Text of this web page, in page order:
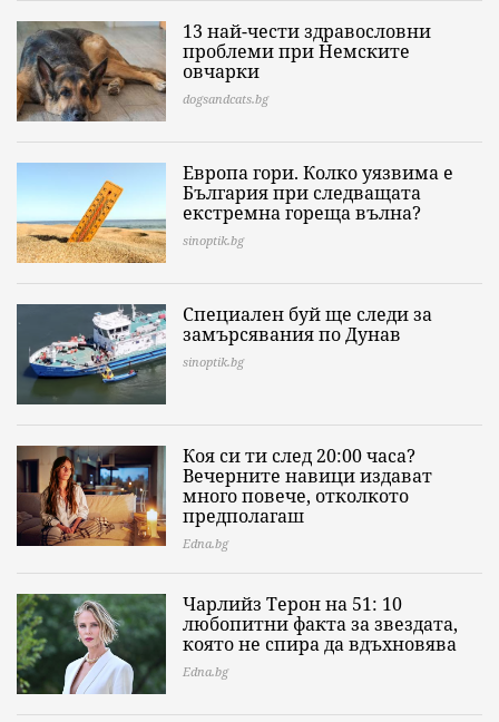
13 най-чести здравословни
проблеми при Немските
овчарки
dogsandcats.bg
Европа гори. Колко уязвима е
България при следващата
екстремна гореща вълна?
sinoptik.bg
Специален буй ще следи за
замърсявания по Дунав
sinoptik.bg
Коя си ти след 20:00 часа?
Вечерните навици издават
много повече, отколкото
предполагаш
Edna.bg
Чарлийз Терон на 51: 10
любопитни факта за звездата,
която не спира да вдъхновява
Edna.bg